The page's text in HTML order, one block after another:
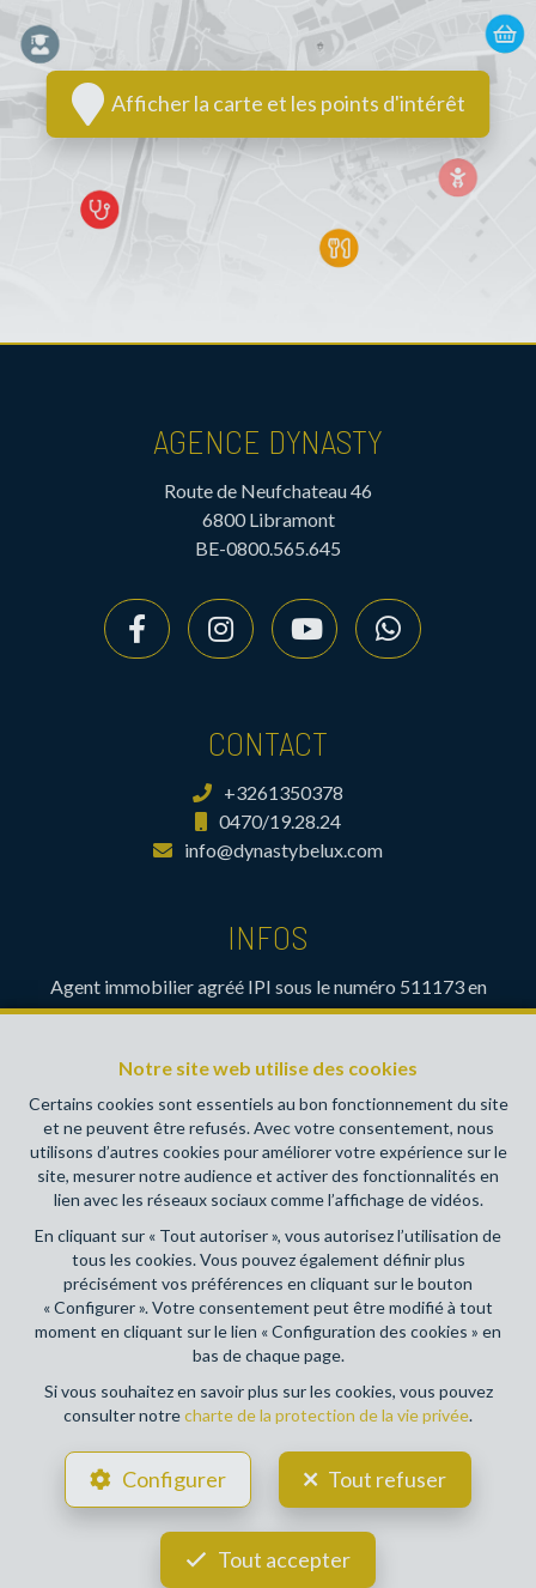
Afficher la carte et les points d'intérêt
Notre site web utilise des cookies
Certains cookies sont essentiels au bon fonctionnement du site
et ne peuvent être refusés. Avec votre consentement, nous
utilisons d’autres cookies pour améliorer votre expérience sur le
site, mesurer notre audience et activer des fonctionnalités en
lien avec les réseaux sociaux comme l’affichage de vidéos.
En cliquant sur « Tout autoriser », vous autorisez l’utilisation de
tous les cookies. Vous pouvez également définir plus
précisément vos préférences en cliquant sur le bouton
« Configurer ». Votre consentement peut être modifié à tout
moment en cliquant sur le lien « Configuration des cookies » en
bas de chaque page.
Si vous souhaitez en savoir plus sur les cookies, vous pouvez
consulter notrecharte de la protection de la vie privée.
Configurer Tout refuser
Tout accepter
AGENCE DYNASTY
Route de Neufchateau 46
6800 Libramont
BE-0800.565.645
CONTACT
+3261350378
0470/19.28.24
info@dynastybelux.com
INFOS
Agent immobilier agréé IPI sous le numéro 511173 en
Belgique- Instance de contrôle: Institut professionnel des
(+32 2 505 38 50 - info@ipi.be) - Soumis au
déontologique de l’ IPI
RC professionnelle et cautionnement via AXA Belgium SA,
Place du Trône 1, 1000 Bruxelles – police n° 730390160.
Couverture valable pour les activités réalisées en Belgique
Conditions générales d'utilisation du site
Charte de la protection de la vie privée
Configuration des cookies
POWERED BY
DESIGNED AND DEVELOPED BY
WEBULOUS.IMMO